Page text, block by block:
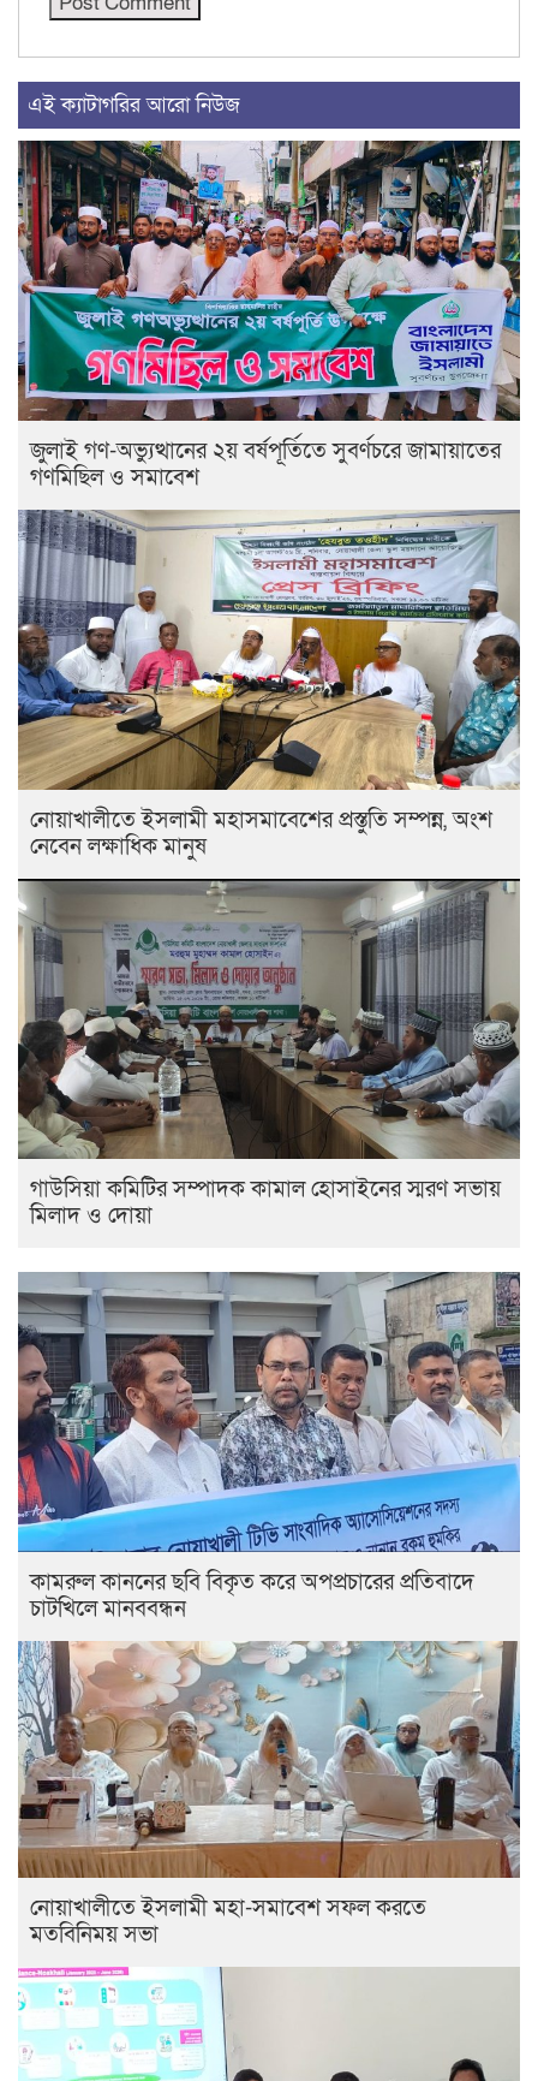
এই ক্যাটাগরির আরো নিউজ
জুলাই গণ-অভ্যুত্থানের ২য় বর্ষপূর্তিতে সুবর্ণচরে জামায়াতের
গণমিছিল ও সমাবেশ
নোয়াখালীতে ইসলামী মহাসমাবেশের প্রস্তুতি সম্পন্ন, অংশ
নেবেন লক্ষাধিক মানুষ
গাউসিয়া কমিটির সম্পাদক কামাল হোসাইনের স্মরণ সভায়
মিলাদ ও দোয়া
কামরুল কাননের ছবি বিকৃত করে অপপ্রচারের প্রতিবাদে
চাটখিলে মানববন্ধন
নোয়াখালীতে ইসলামী মহা-সমাবেশ সফল করতে
মতবিনিময় সভা